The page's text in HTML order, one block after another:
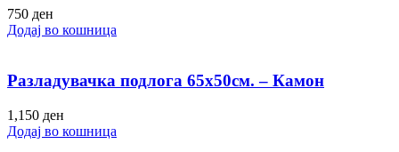
750 ден
Додај во кошница
Разладувачка подлога 65х50см. – Камон
1,150 ден
Додај во кошница